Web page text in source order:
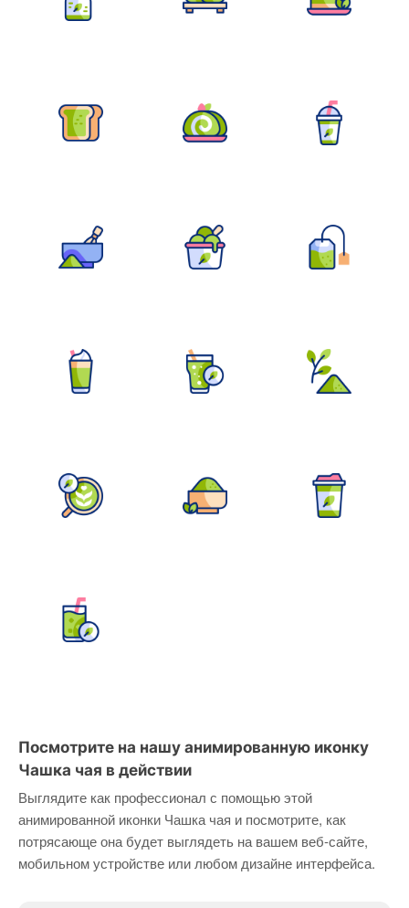
Посмотрите на нашу анимированную иконку
Чашка чая в действии
Выглядите как профессионал с помощью этой
анимированной иконки Чашка чая и посмотрите, как
потрясающе она будет выглядеть на вашем веб-сайте,
мобильном устройстве или любом дизайне интерфейса.